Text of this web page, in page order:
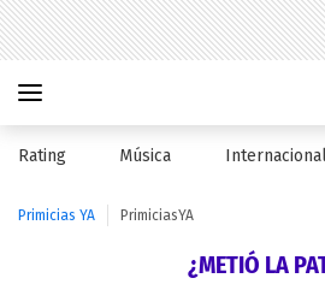
Rating Música
Primicias YA PrimiciasYA
¿METIÓ LA